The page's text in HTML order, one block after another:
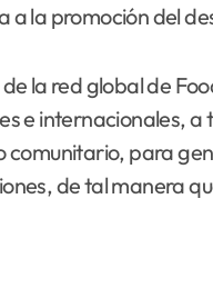
a la promoción del
la red global de
e internacionales,
comunitario, para
de tal manera